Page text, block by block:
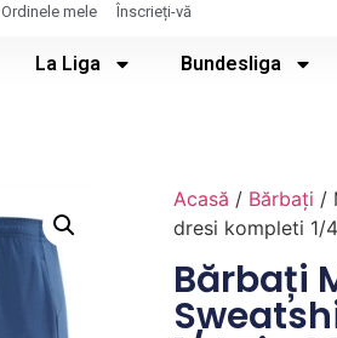
Ordinele mele Înscrieți-vă
La Liga Bundesliga
Acasă / Bărbați /
dresi kompleti 1/
Bărbați